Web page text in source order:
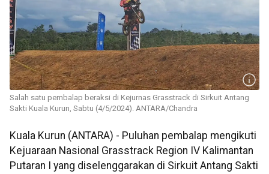
Salah satu pembalap beraksi di Kejurnas Grasstrack di Sirkuit Antang
Sakti Kuala Kurun, Sabtu (4/5/2024). ANTARA/Chandra
Kuala Kurun (ANTARA) - Puluhan pembalap mengikuti
Kejuaraan Nasional Grasstrack Region IV Kalimantan
Putaran I yang diselenggarakan di Sirkuit Antang Sakti